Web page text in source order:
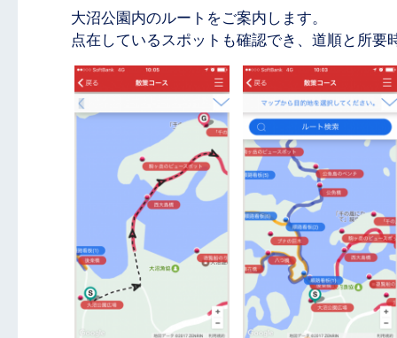
大沼公園内のルートをご案内します。
点在しているスポットも確認でき、道順と所要